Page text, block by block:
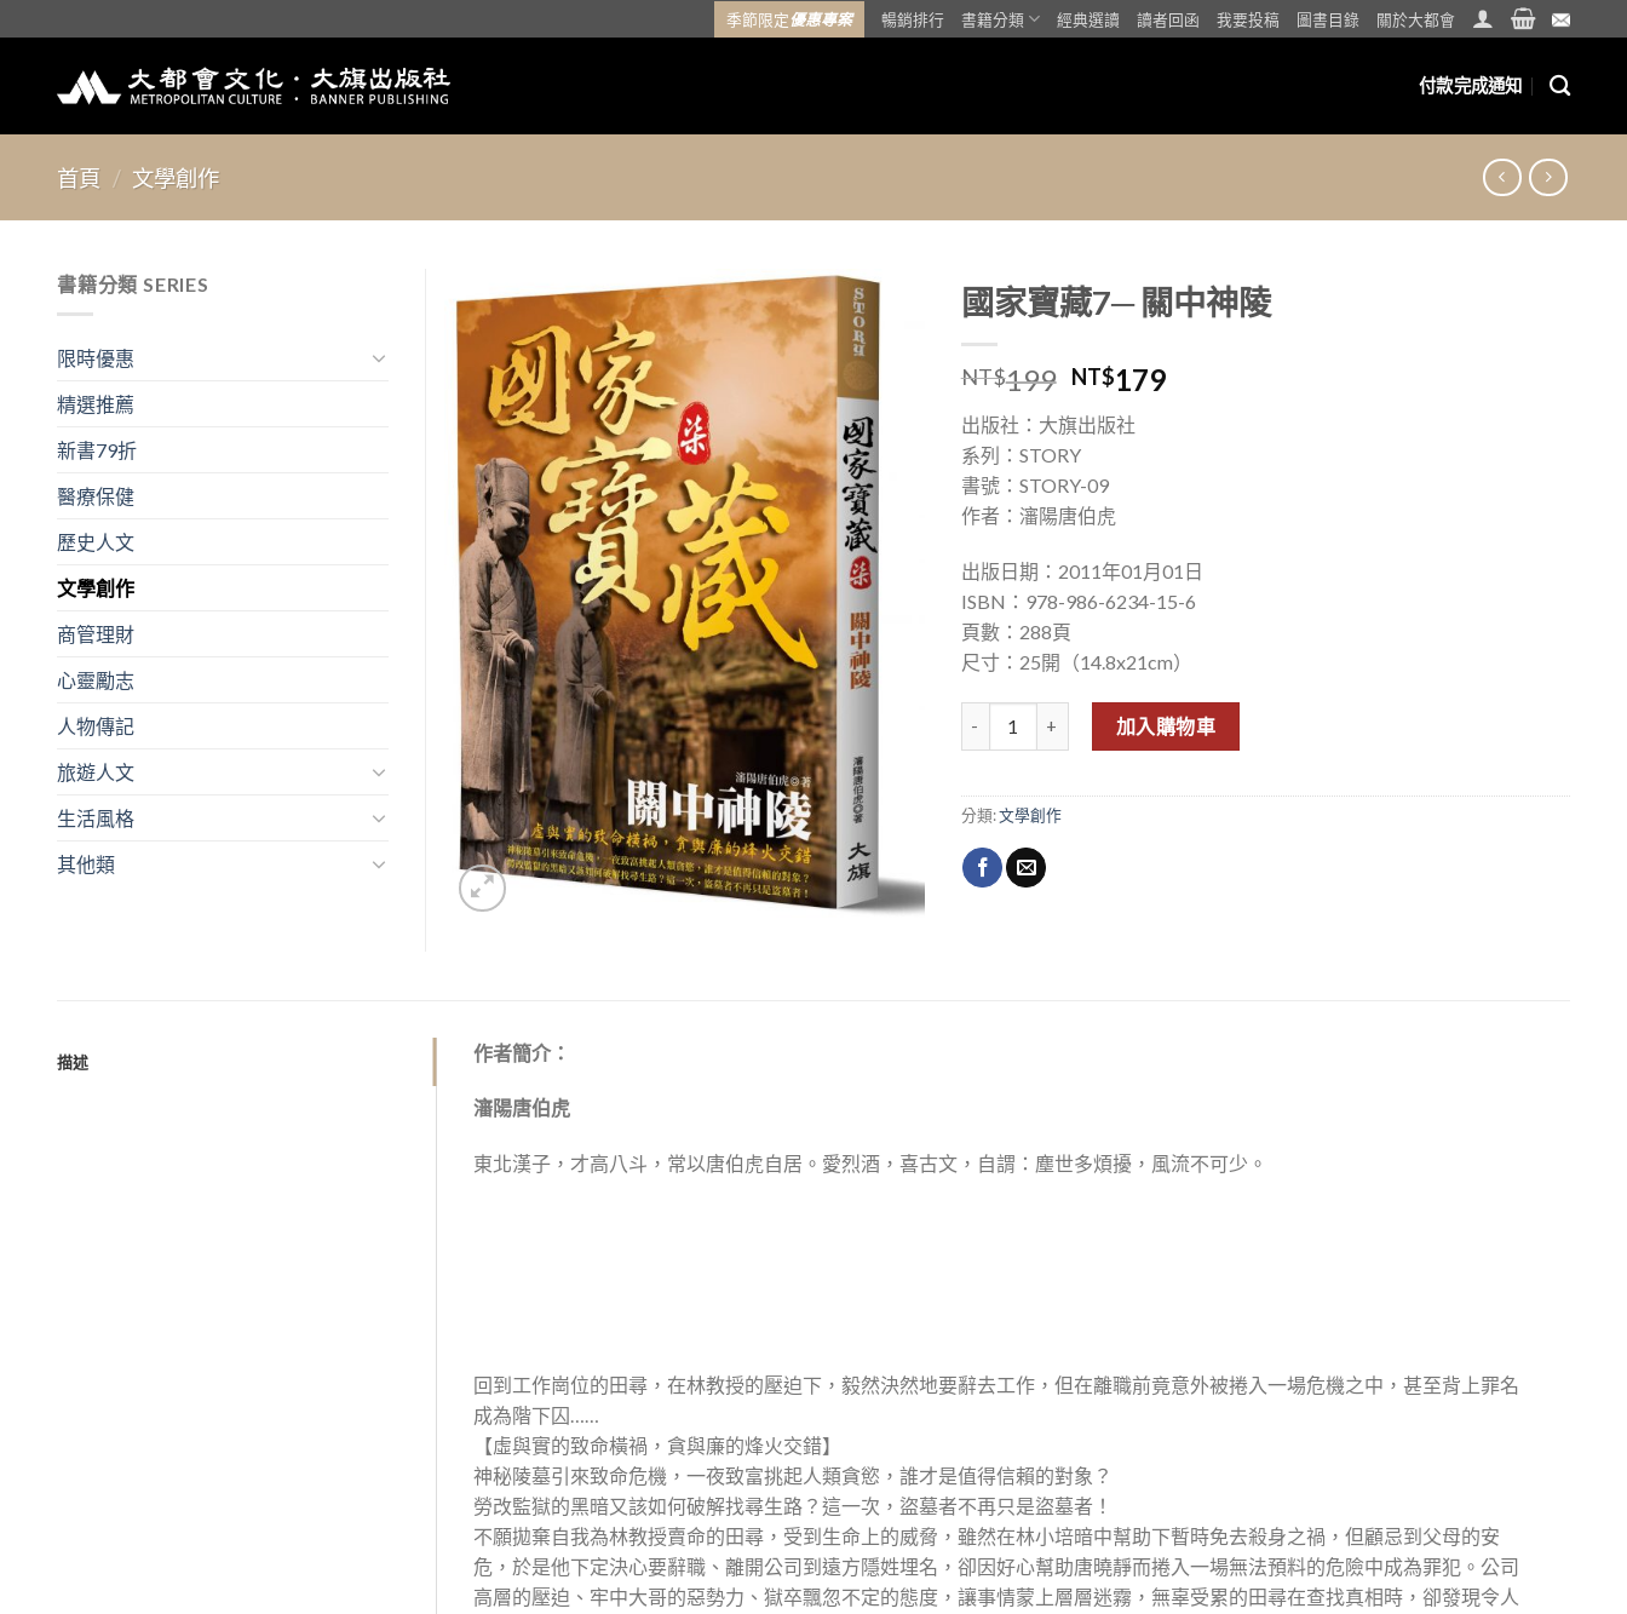
to
季節限定優惠專案 暢銷排行 書籍分類 經典選讀 讀者回函 我要投稿 圖書目錄 關於大都會
付款完成通知
首頁 / 文學創作
望清
單」
國家寶藏7─ 關中神陵
NT$199 NT$179
出版社：大旗出版社
系列：STORY
書號：STORY-09
作者：瀋陽唐伯虎
出版日期：2011年01月01日
ISBN：978-986-6234-15-6
頁數：288頁
尺寸：25開（14.8x21cm）
國家寶藏7─ 關中神陵 數量加入購物車
分類:文學創作
書籍分類 SERIES
限時優惠
精選推薦
新書79折
醫療保健
歷史人文
文學創作
商管理財
心靈勵志
人物傳記
旅遊人文
生活風格
其他類
描述 作者簡介：
瀋陽唐伯虎
東北漢子，才高八斗，常以唐伯虎自居。愛烈酒，喜古文，自謂：塵世多煩擾，風流不可少。
回到工作崗位的田尋，在林教授的壓迫下，毅然決然地要辭去工作，但在離職前竟意外被捲入一場危機之中，甚至背上罪名
成為階下囚……
【虛與實的致命橫禍，貪與廉的烽火交錯】
神秘陵墓引來致命危機，一夜致富挑起人類貪慾，誰才是值得信賴的對象？
勞改監獄的黑暗又該如何破解找尋生路？這一次，盜墓者不再只是盜墓者！
不願拋棄自我為林教授賣命的田尋，受到生命上的威脅，雖然在林小培暗中幫助下暫時免去殺身之禍，但顧忌到父母的安
危，於是他下定決心要辭職、離開公司到遠方隱姓埋名，卻因好心幫助唐曉靜而捲入一場無法預料的危險中成為罪犯。公司
高層的壓迫、牢中大哥的惡勢力、獄卒飄忽不定的態度，讓事情蒙上層層迷霧，無辜受累的田尋在查找真相時，卻發現令人